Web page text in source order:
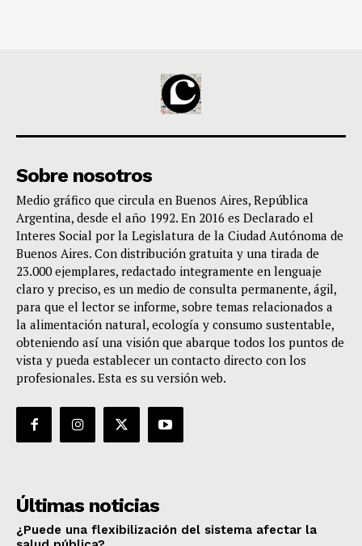
Sobre nosotros
Medio gráfico que circula en Buenos Aires, República
Argentina, desde el año 1992. En 2016 es Declarado el
Interes Social por la Legislatura de la Ciudad Autónoma de
Buenos Aires. Con distribución gratuita y una tirada de
23.000 ejemplares, redactado integramente en lenguaje
claro y preciso, es un medio de consulta permanente, ágil,
para que el lector se informe, sobre temas relacionados a
la alimentación natural, ecología y consumo sustentable,
obteniendo así una visión que abarque todos los puntos de
vista y pueda establecer un contacto directo con los
profesionales. Esta es su versión web.
Últimas noticias
¿Puede una flexibilización del sistema afectar la